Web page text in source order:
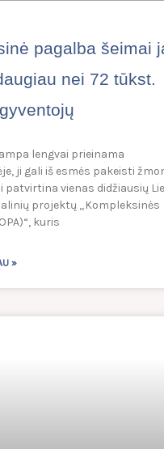
pagalba šeimai
nei 72 tūkst.
lengvai prieinama
ji gali iš esmės pakeisti
patvirtina vienas didžiausių
projektų „Kompleksinės
kuris
»